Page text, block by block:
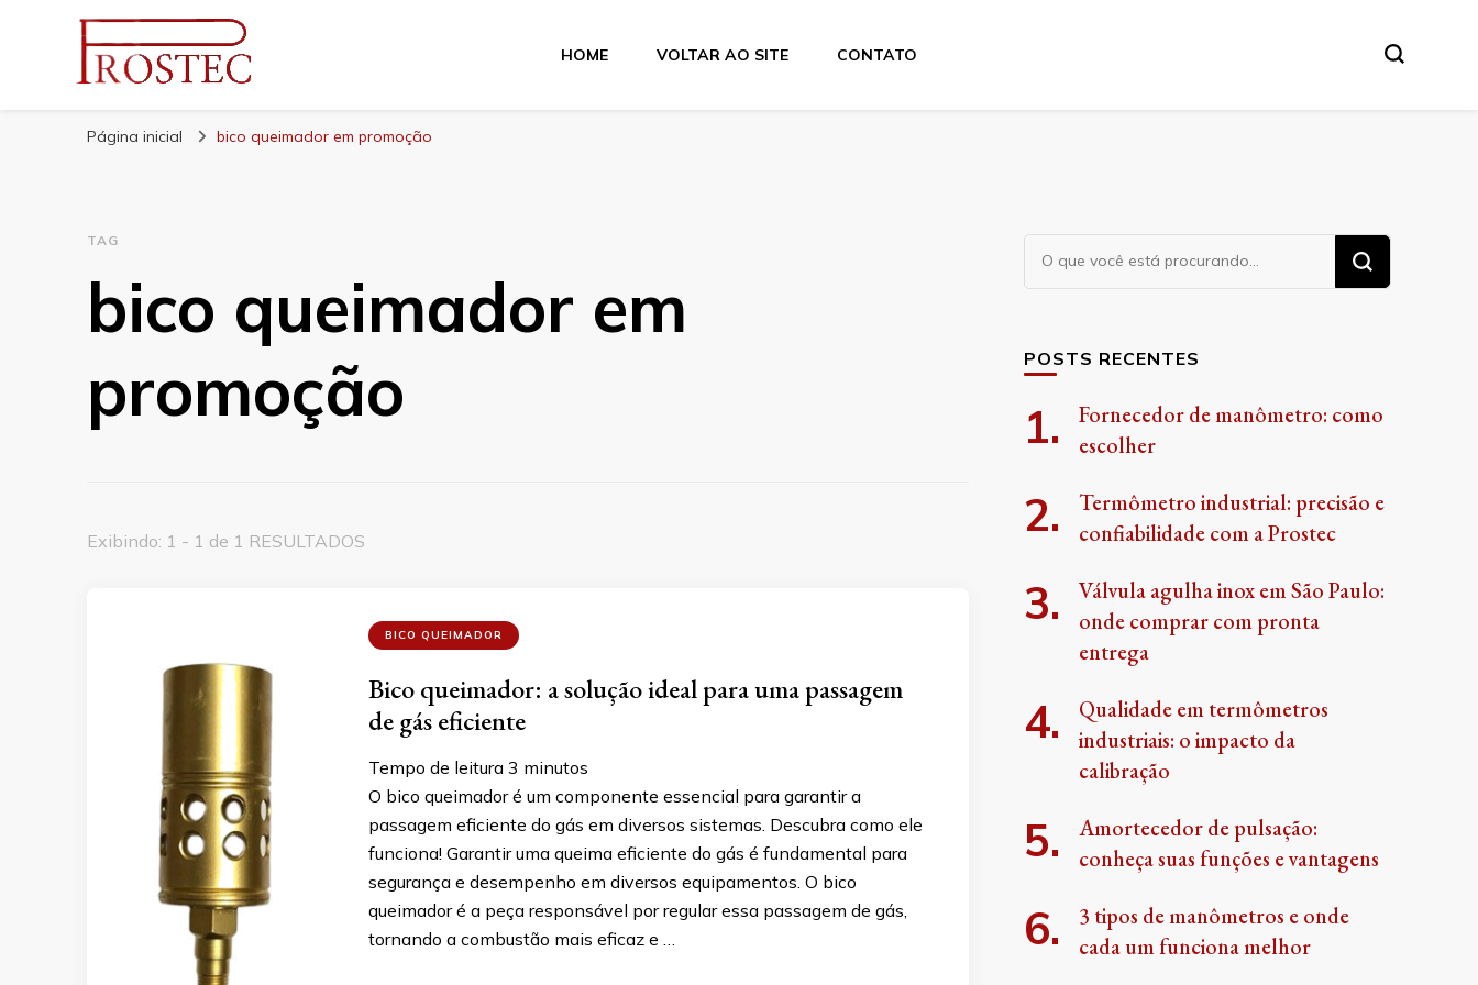
Prostec
HOME VOLTAR AO SITE CONTATO
Página inicial bico queimador em promoção
TAG
bico queimador em
promoção
Exibindo: 1 - 1 de 1 RESULTADOS
BICO QUEIMADOR
Bico queimador: a solução ideal para uma passagem
de gás eficiente
Tempo de leitura 3 minutos
O bico queimador é um componente essencial para garantir a
passagem eficiente do gás em diversos sistemas. Descubra como ele
funciona! Garantir uma queima eficiente do gás é fundamental para
segurança e desempenho em diversos equipamentos. O bico
queimador é a peça responsável por regular essa passagem de gás,
tornando a combustão mais eficaz e …
Procurando
algo?
POSTS RECENTES
Fornecedor de manômetro: como
escolher
Termômetro industrial: precisão e
confiabilidade com a Prostec
Válvula agulha inox em São Paulo:
onde comprar com pronta
entrega
Qualidade em termômetros
industriais: o impacto da
calibração
Amortecedor de pulsação:
conheça suas funções e vantagens
3 tipos de manômetros e onde
cada um funciona melhor